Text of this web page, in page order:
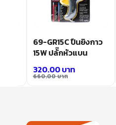
69-GR15C ปืนยิงกาว
15W ปลั๊กหัวแบน
660.00บาท
320.00บาท